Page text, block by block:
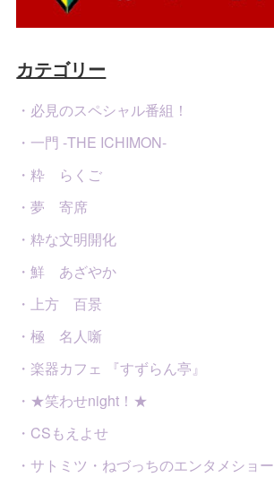
カテゴリー
・必見のスペシャル番組！
・一門 -THE ICHIMON-
・粋 らくご
・夢 寄席
・粋な文明開化
・鮮 あざやか
・上方 百景
・極 名人噺
・楽器カフェ 『すずらん亭』
・★笑わせnight！★
・CSもえよせ
・サトミツ・ねづっちのエンタメショー